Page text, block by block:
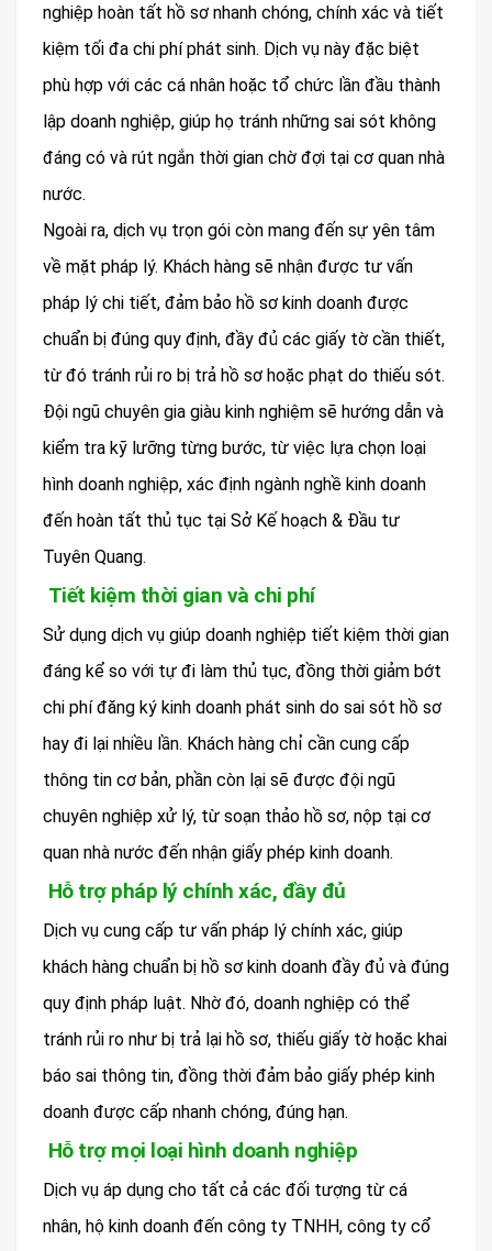
nghiệp hoàn tất hồ sơ nhanh chóng, chính xác và tiết
kiệm tối đa chi phí phát sinh. Dịch vụ này đặc biệt
phù hợp với các cá nhân hoặc tổ chức lần đầu thành
lập doanh nghiệp, giúp họ tránh những sai sót không
đáng có và rút ngắn thời gian chờ đợi tại cơ quan nhà
nước.
Ngoài ra, dịch vụ trọn gói còn mang đến sự yên tâm
về mặt pháp lý. Khách hàng sẽ nhận được tư vấn
pháp lý chi tiết, đảm bảo hồ sơ kinh doanh được
chuẩn bị đúng quy định, đầy đủ các giấy tờ cần thiết,
từ đó tránh rủi ro bị trả hồ sơ hoặc phạt do thiếu sót.
Đội ngũ chuyên gia giàu kinh nghiệm sẽ hướng dẫn và
kiểm tra kỹ lưỡng từng bước, từ việc lựa chọn loại
hình doanh nghiệp, xác định ngành nghề kinh doanh
đến hoàn tất thủ tục tại Sở Kế hoạch & Đầu tư
Tuyên Quang.
Tiết kiệm thời gian và chi phí
Sử dụng dịch vụ giúp doanh nghiệp tiết kiệm thời gian
đáng kể so với tự đi làm thủ tục, đồng thời giảm bớt
chi phí đăng ký kinh doanh phát sinh do sai sót hồ sơ
hay đi lại nhiều lần. Khách hàng chỉ cần cung cấp
thông tin cơ bản, phần còn lại sẽ được đội ngũ
chuyên nghiệp xử lý, từ soạn thảo hồ sơ, nộp tại cơ
quan nhà nước đến nhận giấy phép kinh doanh.
Hỗ trợ pháp lý chính xác, đầy đủ
Dịch vụ cung cấp tư vấn pháp lý chính xác, giúp
khách hàng chuẩn bị hồ sơ kinh doanh đầy đủ và đúng
quy định pháp luật. Nhờ đó, doanh nghiệp có thể
tránh rủi ro như bị trả lại hồ sơ, thiếu giấy tờ hoặc khai
báo sai thông tin, đồng thời đảm bảo giấy phép kinh
doanh được cấp nhanh chóng, đúng hạn.
Hỗ trợ mọi loại hình doanh nghiệp
Dịch vụ áp dụng cho tất cả các đối tượng từ cá
nhân, hộ kinh doanh đến công ty TNHH, công ty cổ